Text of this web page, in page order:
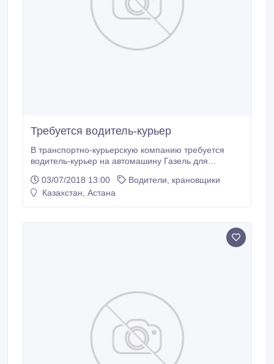
Требуется водитель-курьер
В транспортно-курьерскую компанию требуется
водитель-курьер на автомашину Газель для
районы. Выгрузка автомашин с почтовыми
отправлениями на склад. Сортировка и доставка
03/07/2018 13:00
Водители, крановщики
Казахстан, Астана